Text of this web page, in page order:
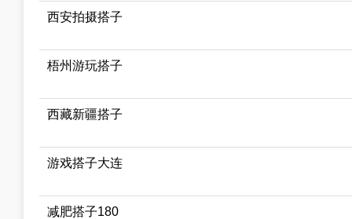
西安拍摄搭子
梧州游玩搭子
西藏新疆搭子
游戏搭子大连
减肥搭子180